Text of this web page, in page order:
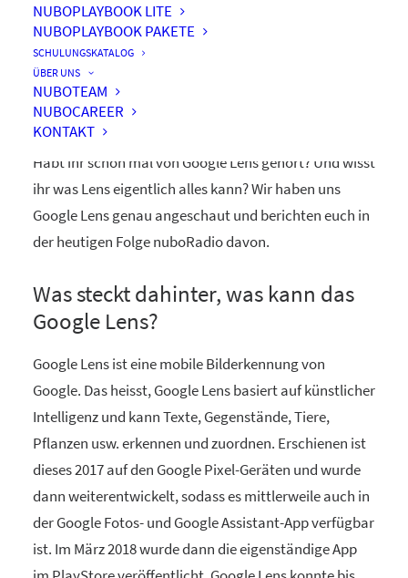
NUBOPLAYBOOK LITE
NUBOPLAYBOOK PAKETE
SCHULUNGSKATALOG
ÜBER UNS
NUBOTEAM
NUBOCAREER
KONTAKT
Google Lens – Was steckt
dahinter?
Habt ihr schon mal von Google Lens gehört? Und wisst
ihr was Lens eigentlich alles kann? Wir haben uns
Google Lens genau angeschaut und berichten euch in
der heutigen Folge nuboRadio davon.
Was steckt dahinter, was kann das
Google Lens?
Google Lens ist eine mobile Bilderkennung von
Google. Das heisst, Google Lens basiert auf künstlicher
Intelligenz und kann Texte, Gegenstände, Tiere,
Pflanzen usw. erkennen und zuordnen. Erschienen ist
dieses 2017 auf den Google Pixel-Geräten und wurde
dann weiterentwickelt, sodass es mittlerweile auch in
der Google Fotos- und Google Assistant-App verfügbar
ist. Im März 2018 wurde dann die eigenständige App